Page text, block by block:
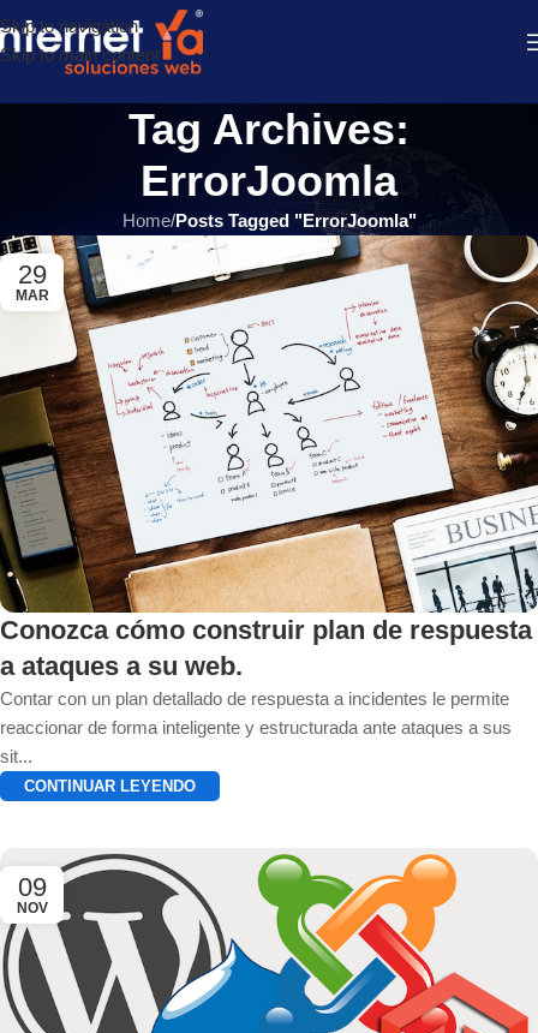
Skip to navigation
Skip to main content
Tag Archives:
ErrorJoomla
Home/Posts Tagged "ErrorJoomla"
29
MAR
Conozca cómo construir plan de respuesta
a ataques a su web.
Contar con un plan detallado de respuesta a incidentes le permite
reaccionar de forma inteligente y estructurada ante ataques a sus
sit...
CONTINUAR LEYENDO
09
NOV